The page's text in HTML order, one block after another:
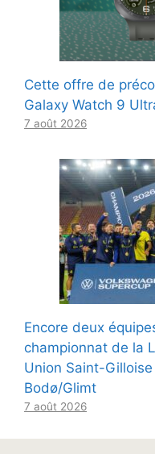
Cette offre de
Galaxy Watch 9
7 août 2026
Encore deux
championnat de la
Union Saint-
Bodø/Glimt
7 août 2026